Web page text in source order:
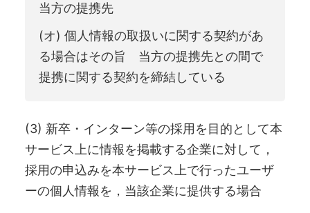
当方の提携先
(オ) 個人情報の取扱いに関する契約があ
る場合はその旨 当方の提携先との間で
提携に関する契約を締結している
(3) 新卒・インターン等の採用を目的として本
サービス上に情報を掲載する企業に対して，
採用の申込みを本サービス上で行ったユーザ
ーの個人情報を，当該企業に提供する場合